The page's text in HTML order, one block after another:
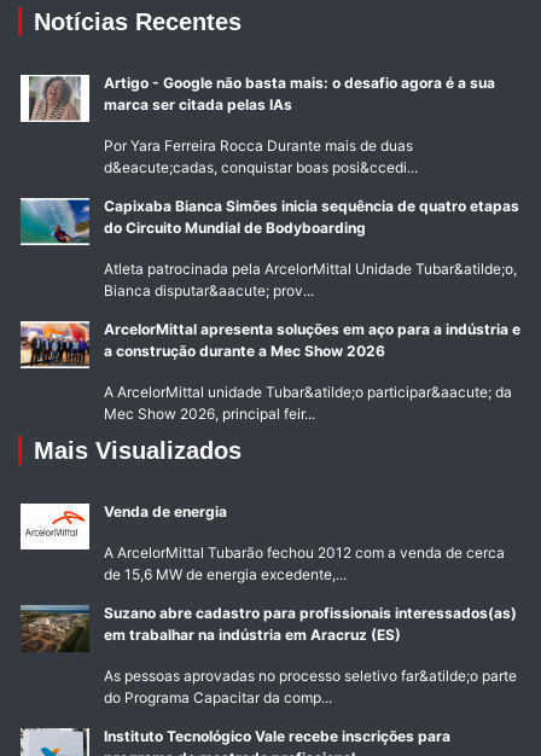
Notícias Recentes
Artigo - Google não basta mais: o desafio agora é a sua
marca ser citada pelas IAs
Por Yara Ferreira Rocca Durante mais de duas
d&eacute;cadas, conquistar boas posi&ccedi...
Capixaba Bianca Simões inicia sequência de quatro etapas
do Circuito Mundial de Bodyboarding
Atleta patrocinada pela ArcelorMittal Unidade Tubar&atilde;o,
Bianca disputar&aacute; prov...
ArcelorMittal apresenta soluções em aço para a indústria e
a construção durante a Mec Show 2026
A ArcelorMittal unidade Tubar&atilde;o participar&aacute; da
Mec Show 2026, principal feir...
Mais Visualizados
Venda de energia
A ArcelorMittal Tubarão fechou 2012 com a venda de cerca
de 15,6 MW de energia excedente,...
Suzano abre cadastro para profissionais interessados(as)
em trabalhar na indústria em Aracruz (ES)
As pessoas aprovadas no processo seletivo far&atilde;o parte
do Programa Capacitar da comp...
Instituto Tecnológico Vale recebe inscrições para